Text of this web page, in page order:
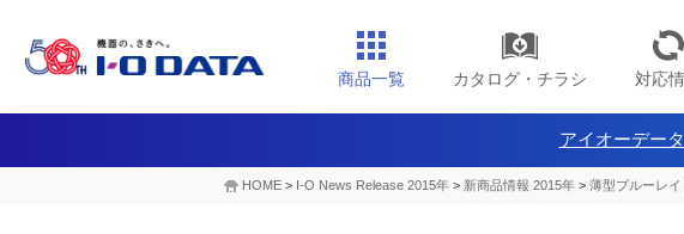
商品一覧 カタログ・チラシ 対応
アイオーデー
HOME > I-O News Release 2015年 > 新商品情報 2015年 > 薄型ブルーレ